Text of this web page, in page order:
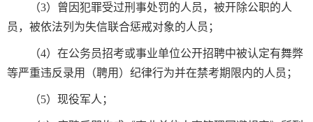
（3）曾因犯罪受过刑事处罚的人员，被开除公职的人
员，被依法列为失信联合惩戒对象的人员；
（4）在公务员招考或事业单位公开招聘中被认定有舞弊
等严重违反录用（聘用）纪律行为并在禁考期限内的人员；
（5）现役军人；